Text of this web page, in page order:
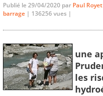
Publié le 29/04/2020 par Paul Royet
barrage | 136256 vues |
une
les